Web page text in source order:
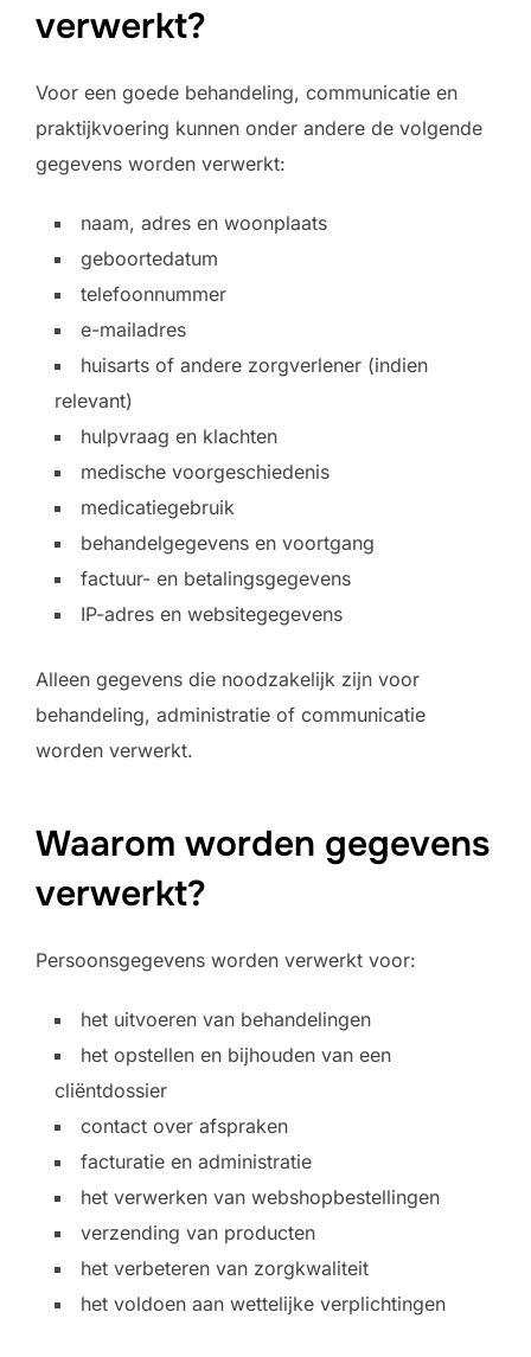
verwerkt?
Voor een goede behandeling, communicatie en
praktijkvoering kunnen onder andere de volgende
gegevens worden verwerkt:
naam, adres en woonplaats
geboortedatum
telefoonnummer
e-mailadres
huisarts of andere zorgverlener (indien
relevant)
hulpvraag en klachten
medische voorgeschiedenis
medicatiegebruik
behandelgegevens en voortgang
factuur- en betalingsgegevens
IP-adres en websitegegevens
Alleen gegevens die noodzakelijk zijn voor
behandeling, administratie of communicatie
worden verwerkt.
Waarom worden gegevens
verwerkt?
Persoonsgegevens worden verwerkt voor:
het uitvoeren van behandelingen
het opstellen en bijhouden van een
cliëntdossier
contact over afspraken
facturatie en administratie
het verwerken van webshopbestellingen
verzending van producten
het verbeteren van zorgkwaliteit
het voldoen aan wettelijke verplichtingen